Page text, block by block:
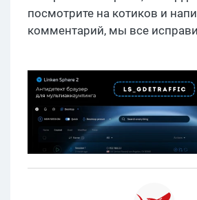
посмотрите на котиков и
комментарий, мы все